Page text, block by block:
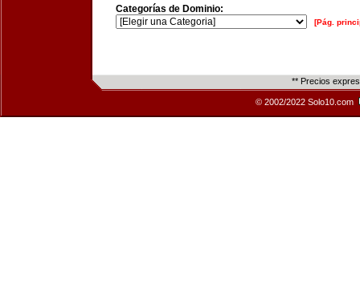
Categorías de Dominio:
[Pág.
** Precios
© 2002/2022 Solo10.com